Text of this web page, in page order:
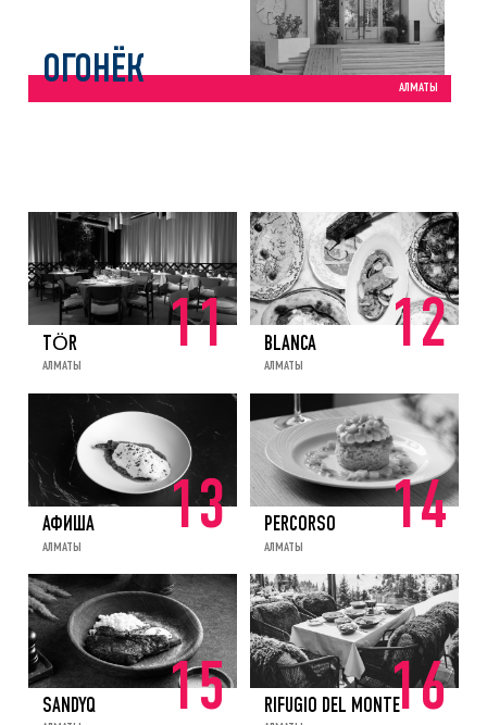
АЛМАТЫ
ОГОНЁК
11
TÖR
АЛМАТЫ
12
BLANCA
АЛМАТЫ
13
АФИША
АЛМАТЫ
14
PERCORSO
АЛМАТЫ
15
SANDYQ 16
RIFUGIO DEL MONTE